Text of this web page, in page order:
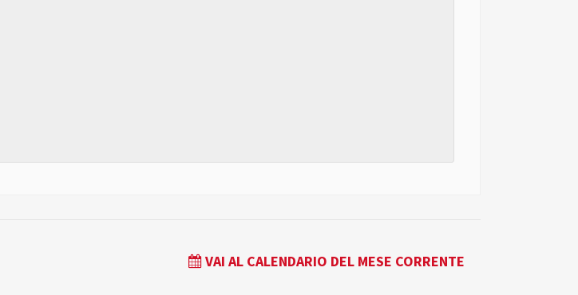
VAI AL CALENDARIO DEL MESE CORRENTE